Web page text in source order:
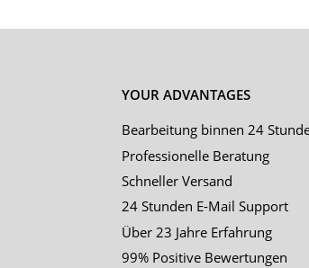
YOUR ADVANTAGES
Bearbeitung binnen 24
Professionelle Beratung
Schneller Versand
24 Stunden E-Mail Support
Über 23 Jahre Erfahrung
99% Positive Bewertungen